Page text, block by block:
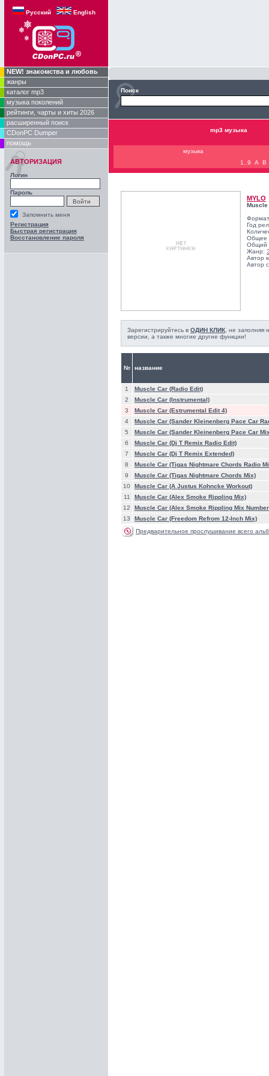
Русский English
NEW! знакомства и любовь
жанры
каталог mp3
музыка поколений
рейтинги, чарты и хиты 2026
расширенный поиск
CDonPC Dumper
помощь
АВТОРИЗАЦИЯ
Логин
Пароль
Запомнить меня
Регистрация
Быстрая регистрация
Восстановление пароля
Поиск
mp3 музыка
музыка
1..9
A B
MYLO
Muscle
Год
Общее
Общий
Жанр:
Автор
Автор
Зарегистрируйтесь в ОДИН КЛИК , не
версии, а также многие другие функции!
№ название
1
Muscle Car (Radio Edit)
2
Muscle Car (Instrumental)
3
Muscle Car (Estrumental Edit 4)
4
Muscle Car (Sander Kleinenberg Pace Car
5
Muscle Car (Sander Kleinenberg Pace Car
6
Muscle Car (Dj T Remix Radio Edit)
7
Muscle Car (Dj T Remix Extended)
8
Muscle Car (Tigas Nightmare Chords Radio
9
Muscle Car (Tigas Nightmare Chords Mix)
10
Muscle Car (A Justus Kohncke Workout)
11
Muscle Car (Alex Smoke Rippling Mix)
12
Muscle Car (Alex Smoke Rippling Mix
13
Muscle Car (Freedom Refrom 12-Inch Mix)
Предварительное прослушивание всего